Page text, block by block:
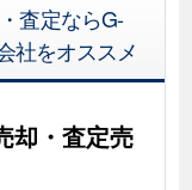
査定ならG-
社をオススメ
却・査定売